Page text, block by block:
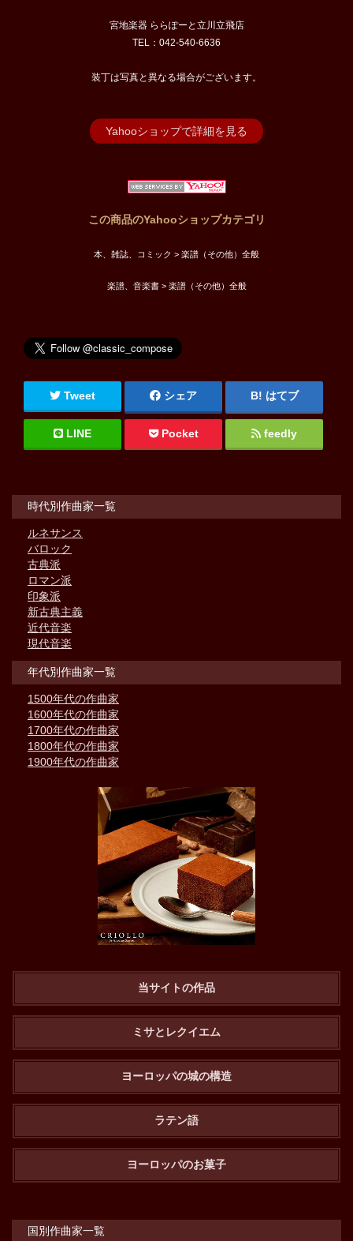
宮地楽器 ららぽーと立川立飛店
TEL：042-540-6636
装丁は写真と異なる場合がございます。
Yahooショップで詳細を見る
この商品のYahooショップカテゴリ
本、雑誌、コミック > 楽譜（その他）全般
楽譜、音楽書 > 楽譜（その他）全般
Tweet シェア はてブ
LINE Pocket feedly
時代別作曲家一覧
ルネサンス
バロック
古典派
ロマン派
印象派
新古典主義
近代音楽
現代音楽
年代別作曲家一覧
1500年代の作曲家
1600年代の作曲家
1700年代の作曲家
1800年代の作曲家
1900年代の作曲家
当サイトの作品
ミサとレクイエム
ヨーロッパの城の構造
ラテン語
ヨーロッパのお菓子
国別作曲家一覧